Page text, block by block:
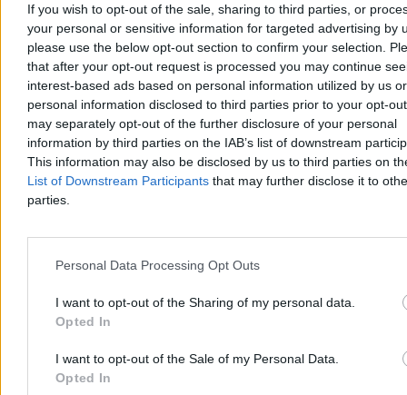
If you wish to opt-out of the sale, sharing to third parties, or
your personal or sensitive information for targeted advertising by
please use the below opt-out section to confirm your selection.
that after your opt-out request is processed you may continue
interest-based ads based on personal information utilized by us or
personal information disclosed to third parties prior to your opt-
may separately opt-out of the further disclosure of your personal
information by third parties on the IAB’s list of downstream
This information may also be disclosed by us to third parties on
List of Downstream Participants that may further disclose it to
parties.
Personal Data Processing Opt Outs
I want to opt-out of the Sharing of my personal data.
Opted In
I want to opt-out of the Sale of my Personal Data.
Opted In
Pierwszy prezes SN nie jest ceremonialnym strażnikiem pieczątek i
kraju, wpływa na organizację jego izb, uczestniczy w kształtowaniu
linii orzeczniczej i, co szczególnie istotne, stoi na styku prawa oraz
polityki konstytucyjnej.
Z urzędu przewodniczy Trybunałowi Stanui zasiada w
Krajowej Radzie Sądownictwa